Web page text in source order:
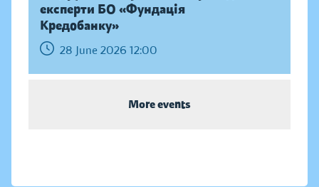
експерти БО «Фундація
Кредобанку»
28 June 2026 12:00
More events